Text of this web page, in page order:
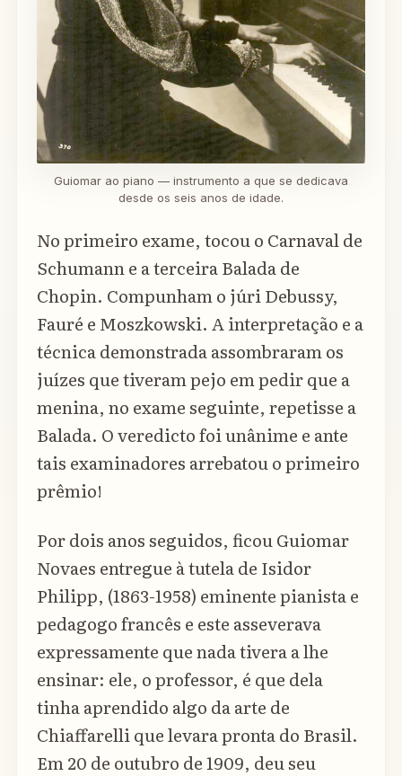
Guiomar ao piano — instrumento a que se dedicava
desde os seis anos de idade.
No primeiro exame, tocou o Carnaval de
Schumann e a terceira Balada de
Chopin. Compunham o júri Debussy,
Fauré e Moszkowski. A interpretação e a
técnica demonstrada assombraram os
juízes que tiveram pejo em pedir que a
menina, no exame seguinte, repetisse a
Balada. O veredicto foi unânime e ante
tais examinadores arrebatou o primeiro
prêmio!
Por dois anos seguidos, ficou Guiomar
Novaes entregue à tutela de Isidor
Philipp, (1863-1958) eminente pianista e
pedagogo francês e este asseverava
expressamente que nada tivera a lhe
ensinar: ele, o professor, é que dela
tinha aprendido algo da arte de
Chiaffarelli que levara pronta do Brasil.
Em 20 de outubro de 1909, deu seu